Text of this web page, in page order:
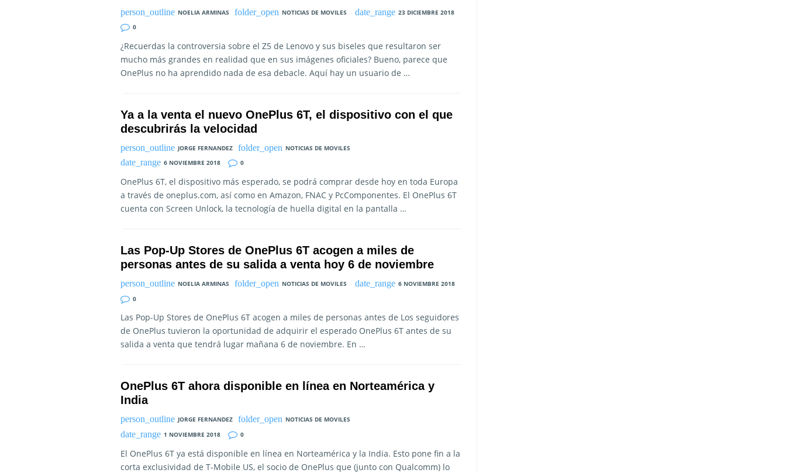
NOELIA ARMINAS NOTICIAS DE MOVILES
23 DICIEMBRE 2018
0
¿Recuerdas la controversia sobre el Z5 de Lenovo y sus biseles que resultaron ser
mucho más grandes en realidad que en sus imágenes oficiales? Bueno, parece que
OnePlus no ha aprendido nada de esa debacle. Aquí hay un usuario de …
Ya a la venta el nuevo OnePlus 6T, el dispositivo con el que
descubrirás la velocidad
JORGE FERNANDEZ
NOTICIAS DE MOVILES
6 NOVIEMBRE 2018
0
OnePlus 6T, el dispositivo más esperado, se podrá comprar desde hoy en toda Europa
a través de oneplus.com, así como en Amazon, FNAC y PcComponentes. El OnePlus 6T
cuenta con Screen Unlock, la tecnología de huella digital en la pantalla …
Las Pop-Up Stores de OnePlus 6T acogen a miles de
personas antes de su salida a venta hoy 6 de noviembre
NOELIA ARMINAS NOTICIAS DE MOVILES
6 NOVIEMBRE 2018
0
Las Pop-Up Stores de OnePlus 6T acogen a miles de personas antes de Los seguidores
de OnePlus tuvieron la oportunidad de adquirir el esperado OnePlus 6T antes de su
salida a venta que tendrá lugar mañana 6 de noviembre. En …
OnePlus 6T ahora disponible en línea en Norteamérica y
India
JORGE FERNANDEZ
NOTICIAS DE MOVILES
1 NOVIEMBRE 2018
0
El OnePlus 6T ya está disponible en línea en Norteamérica y la India. Esto pone fin a la
corta exclusividad de T-Mobile US, el socio de OnePlus que (junto con Qualcomm) lo